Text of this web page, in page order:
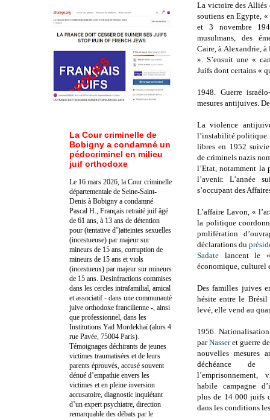
La victoire des Alliés
soutiens en Egypte,
et 3 novembre
musulmans, des
Caire, à Alexandrie, à
». S’ensuit une «
Juifs dont certains «
1948. Guerre
mesures antijuives.
La violence
l’instabilité
libres en 1952
de criminels nazis
l’Etat, notamment la
l’avenir. L’année
s’occupant des
L’affaire Lavon, «
la politique
prolifération
déclarations du
Sadate lancent le
économique, culturel
Des familles juives
hésite entre le Brésil
levé, elle vend au
1956.
parNasseret guerre
nouvelles mesures
déchéance de
habile campagne
plus de 14 000 juifs
dans les conditions
La Cour criminelle de
Bobigny a condamné un
pédocriminel en milieu
juif orthodoxe
Le 16 mars 2026, la Cour criminelle
départementale de Seine-Saint-
Denis à Bobigny a condamné
Pascal H., Français retraité juif âgé
de 61 ans, à 13 ans de détention
pour (tentative d’)atteintes sexuelles
(incestueuse) par majeur sur
mineurs de 15 ans, corruption de
mineurs de 15 ans et viols
(incestueux) par majeur sur mineurs
de 15 ans. Desinfractions commises
dans les cercles intrafamilial, amical
et associatif - dans une communauté
juive orthodoxe francilienne -, ainsi
que professionnel, dans les
Institutions Yad Mordekhaï (alors 4
rue Pavée, 75004 Paris).
Témoignages déchirants de jeunes
victimes traumatisées et de leurs
parents éprouvés, accusé souvent
dénué d’empathie envers les
victimes et en pleine inversion
accusatoire, diagnostic inquiétant
d’un expert psychiatre, direction
remarquable des débats par le